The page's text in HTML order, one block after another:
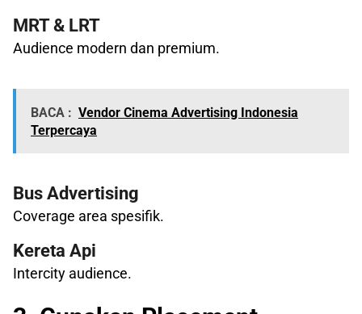
MRT & LRT
Audience modern dan premium.
BACA : Vendor Cinema Advertising Indonesia
Terpercaya
Bus Advertising
Coverage area spesifik.
Kereta Api
Intercity audience.